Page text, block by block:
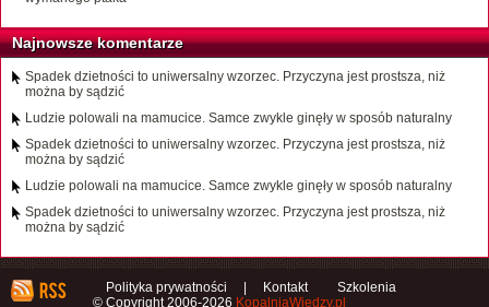
Najnowsze komentarze
Spadek dzietności to uniwersalny wzorzec. Przyczyna jest prostsza, niż
można by sądzić
Ludzie polowali na mamucice. Samce zwykle ginęły w sposób naturalny
Spadek dzietności to uniwersalny wzorzec. Przyczyna jest prostsza, niż
można by sądzić
Ludzie polowali na mamucice. Samce zwykle ginęły w sposób naturalny
Spadek dzietności to uniwersalny wzorzec. Przyczyna jest prostsza, niż
można by sądzić
Polityka prywatności Kontakt
Szkolenia
© Copyright 2006-2026 KopalniaWiedzy.pl